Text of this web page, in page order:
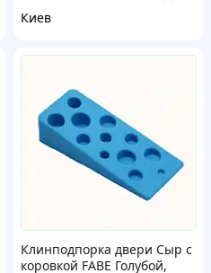
Киев
Клинподпорка двери Сыр с
коровкой FABE Голубой,